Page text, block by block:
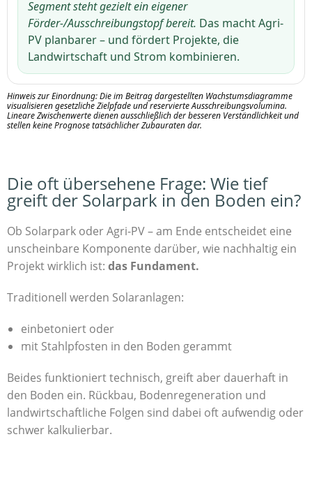
Segment steht gezielt ein eigener
Förder-/Ausschreibungstopf bereit. Das macht Agri-
PV planbarer – und fördert Projekte, die
Landwirtschaft und Strom kombinieren.
Hinweis zur Einordnung:Die im Beitrag dargestellten Wachstumsdiagramme
visualisierengesetzliche Zielpfade und reservierte Ausschreibungsvolumina.
Lineare Zwischenwerte dienen ausschließlich der besseren Verständlichkeit und
stellenkeine Prognose tatsächlicher Zubauratendar.
Die oft übersehene Frage: Wie tief
greift der Solarpark in den Boden ein?
Ob Solarpark oder Agri-PV – am Ende entscheidet eine
unscheinbare Komponente darüber, wie nachhaltig ein
Projekt wirklich ist: das Fundament.
Traditionell werden Solaranlagen:
einbetoniert oder
mit Stahlpfosten in den Boden gerammt
Beides funktioniert technisch, greift aber dauerhaft in
den Boden ein. Rückbau, Bodenregeneration und
landwirtschaftliche Folgen sind dabei oft aufwendig oder
schwer kalkulierbar.